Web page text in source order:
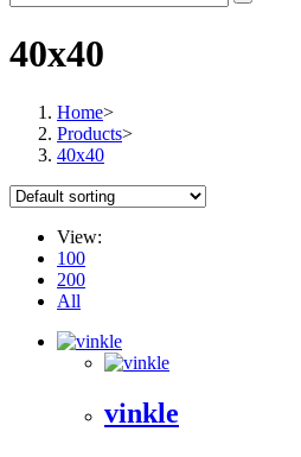
40x40
Home>
Products>
40x40
View:
100
200
All
vinkle